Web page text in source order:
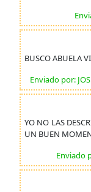
BUSCO ABUELA
Enviado por:
YO NO LAS
UN BUEN
Enviado